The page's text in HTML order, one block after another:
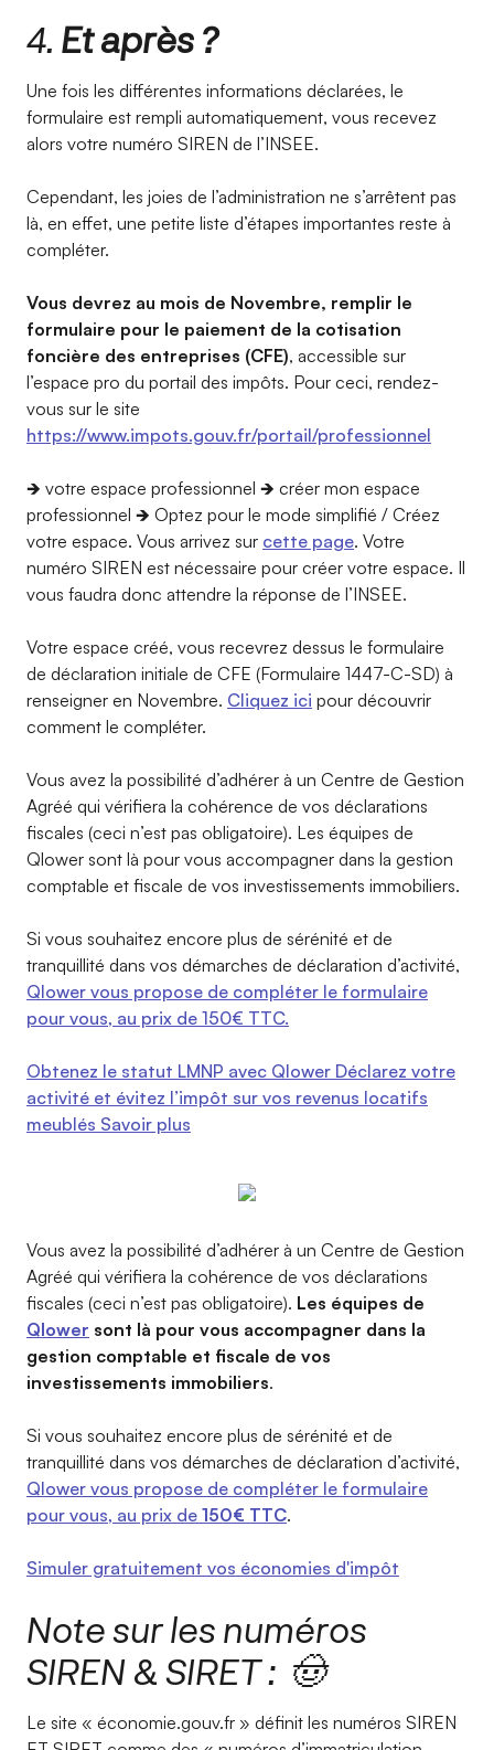
4. Et après ?
Une fois les différentes informations déclarées, le
formulaire est rempli automatiquement, vous recevez
alors votre numéro SIREN de l’INSEE.
Cependant, les joies de l’administration ne s’arrêtent pas
là, en effet, une petite liste d’étapes importantes reste à
compléter.
Vous devrez au mois de Novembre, remplir le
formulaire pour le paiement de la cotisation
foncière des entreprises (CFE), accessible sur
l’espace pro du portail des impôts. Pour ceci, rendez-
vous sur le site
https://www.impots.gouv.fr/portail/professionnel
🡺 votre espace professionnel 🡺 créer mon espace
professionnel 🡺 Optez pour le mode simplifié / Créez
votre espace. Vous arrivez sur cette page. Votre
numéro SIREN est nécessaire pour créer votre espace. Il
vous faudra donc attendre la réponse de l’INSEE.
Votre espace créé, vous recevrez dessus le formulaire
de déclaration initiale de CFE (Formulaire 1447-C-SD) à
renseigner en Novembre. Cliquez ici pour découvrir
comment le compléter.
Vous avez la possibilité d’adhérer à un Centre de Gestion
Agréé qui vérifiera la cohérence de vos déclarations
fiscales (ceci n’est pas obligatoire). Les équipes de
Qlower sont là pour vous accompagner dans la gestion
comptable et fiscale de vos investissements immobiliers.
Si vous souhaitez encore plus de sérénité et de
tranquillité dans vos démarches de déclaration d’activité,
Qlower vous propose de compléter le formulaire
pour vous, au prix de 150€ TTC.
Obtenez le statut LMNP avec Qlower Déclarez votre
activité et évitez l’impôt sur vos revenus locatifs
meublés Savoir plus
Vous avez la possibilité d’adhérer à un Centre de Gestion
Agréé qui vérifiera la cohérence de vos déclarations
fiscales (ceci n’est pas obligatoire). Les équipes de
Qlower sont là pour vous accompagner dans la
gestion comptable et fiscale de vos
investissements immobiliers.
Si vous souhaitez encore plus de sérénité et de
tranquillité dans vos démarches de déclaration d’activité,
Qlower vous propose de compléter le formulaire
pour vous, au prix de 150€ TTC.
Simuler gratuitement vos économies d'impôt
Note sur les numéros
SIREN & SIRET : 🤠
Le site « économie.gouv.fr » définit les numéros SIREN